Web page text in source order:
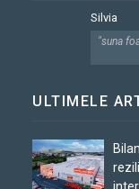
Silvia
"suna
ULTIMELE